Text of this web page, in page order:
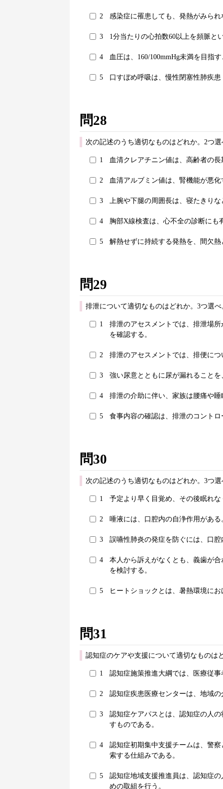
2 感染症に罹患しても、発熱がみら
3 1分当たりの心拍数60以上を頻脈と
4 血圧は、160/100mmHg未満を目指
5 口すぼめ呼吸は、慢性閉塞性肺疾
問28
次の記述のうち適切なものはどれか。2つ選
1 血清クレアチニン値は、高齢者の
2 血清アルブミン値は、腎機能が悪
3 上腕や下腿の周囲長は、寝たきり
4 胸部X線検査は、心不全の診断にも
5 解熱せずに持続する発熱を、間欠熱
問29
排泄について適切なものはどれか。3つ選べ
1
排泄のアセスメントでは、排泄場
を確認する。
2 排泄のアセスメントでは、排便に
3 強い尿意とともに尿が漏れること
4 排泄の介助に伴い、家族は腰痛や
5 食事内容の確認は、排泄のコント
問30
次の記述のうち適切なものはどれか。3つ選
1 予定より早く目覚め、その後眠れ
2 唾液には、口腔内の自浄作用がある
3 誤嚥性肺炎の発症を防ぐには、口
4
本人から訴えがなくとも、義歯が
を検討する。
5 ヒートショックとは、暑熱環境に
問31
認知症のケアや支援について適切なものは
1 認知症施策推進大綱では、医療従
2 認知症疾患医療センターは、地域
3
認知症ケアパスとは、認知症の人
すものである。
4
認知症初期集中支援チームは、警
索する仕組みである。
5
認知症地域支援推進員は、認知症
めの取組を行う。